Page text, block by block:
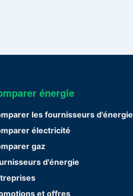
énergie
les fournisseurs d'énergie
électricité
gaz
d'énergie
et offres